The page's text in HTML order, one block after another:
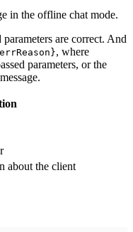
in the offline chat mode.
parameters are correct. And
, where
parameters, or the
about the client